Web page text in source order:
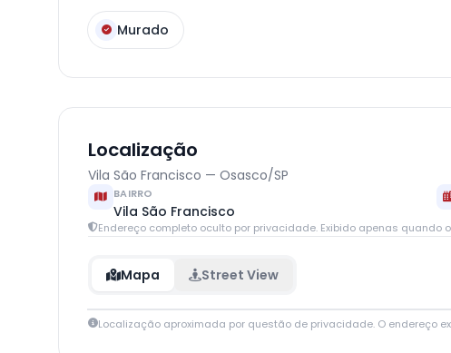
Murado
Localização
Vila São Francisco — Osasco/SP
BAIRRO
Vila São Francisco
Endereço completo oculto por privacidade. Exibido apenas quando
Mapa Street View
+
Localização aproximada por questão de privacidade. O endereço